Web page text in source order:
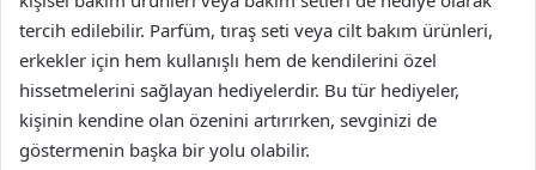
tercih edilebilir. Parfüm, tıraş seti veya cilt bakım ürünleri,
erkekler için hem kullanışlı hem de kendilerini özel
hissetmelerini sağlayan hediyelerdir. Bu tür hediyeler,
kişinin kendine olan özenini artırırken, sevginizi de
göstermenin başka bir yolu olabilir.